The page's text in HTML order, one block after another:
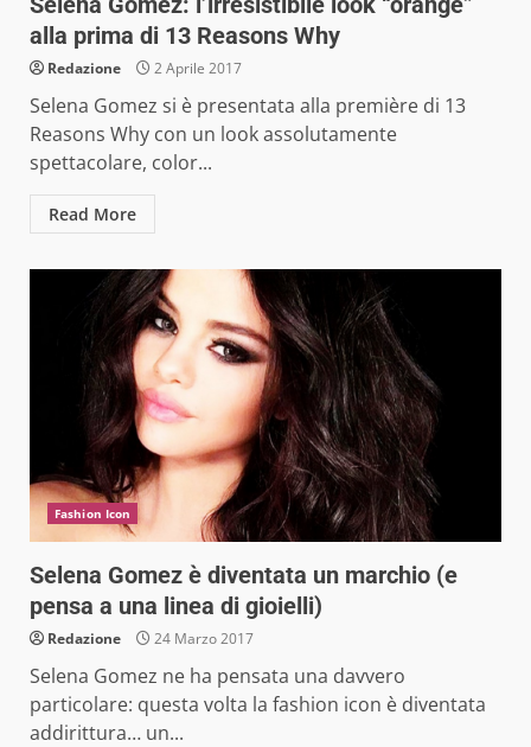
alla prima di 13 Reasons Why
Redazione 2 Aprile 2017
Selena Gomez si è presentata alla première di 13
Reasons Why con un look assolutamente
spettacolare, color...
Read More
Fashion Icon
Selena Gomez è diventata un marchio (e
pensa a una linea di gioielli)
Redazione 24 Marzo 2017
Selena Gomez ne ha pensata una davvero
particolare: questa volta la fashion icon è diventata
addirittura… un...